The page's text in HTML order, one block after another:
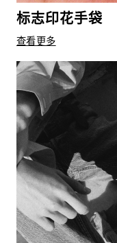
标志印花手袋
查看更多